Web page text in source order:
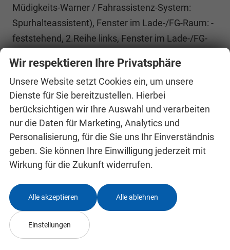
Müdigkeits-Warner / Fahrassistenz-System:
Spurhalteassistent), Fenster im Lade-/FG-Raum: -
feststehend, 2.Reihe links, Fenster im Lade-/FG-
Lade-/FG-Raum: - feststehend, 3.Reihe links,
Fenster im Lade-/FG-Raum: - feststehend, 3.Reihe
rechts, Heckscheibe heizbar, Karosserie/Aufbau:
Kombi Standard, Laderaumleuchte LED, Motor 2,0
Ltr. - 100 kW EcoBlue KAT, Power KeyFree-
Startfunktion, Radstand 3100 mm, Schiebetür
Lade-/Fahrgastraum rechts, Schmutzfänger vorn
Gesamtgewicht 3,20 t, Anti-Blockier-System
(ABS), Antriebsart: Frontantrieb, Elektron.
Stabilitäts-Programm (ESP), Traktionskontrolle,
Getriebe Automatik - (8-Stufen), Klimaautomatik
Wir respektieren Ihre Privatsphäre
Unsere Website setzt Cookies ein, um unsere
Dienste für Sie bereitzustellen. Hierbei
berücksichtigen wir Ihre Auswahl und verarbeiten
nur die Daten für Marketing, Analytics und
Personalisierung, für die Sie uns Ihr Einverständnis
geben. Sie können Ihre Einwilligung jederzeit mit
Wirkung für die Zukunft widerrufen.
Alle akzeptieren Alle ablehnen
Einstellungen